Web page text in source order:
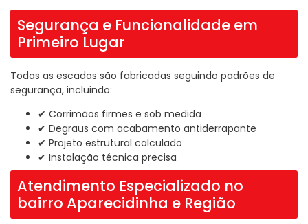
Segurança e Funcionalidade em
Primeiro Lugar
Todas as escadas são fabricadas seguindo padrões de
segurança, incluindo:
✔ Corrimãos firmes e sob medida
✔ Degraus com acabamento antiderrapante
✔ Projeto estrutural calculado
✔ Instalação técnica precisa
Atendimento Especializado no
bairro Aparecidinha e Região